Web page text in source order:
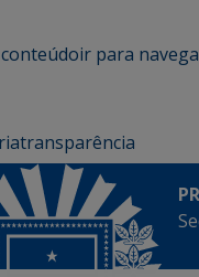
ir para
transparência